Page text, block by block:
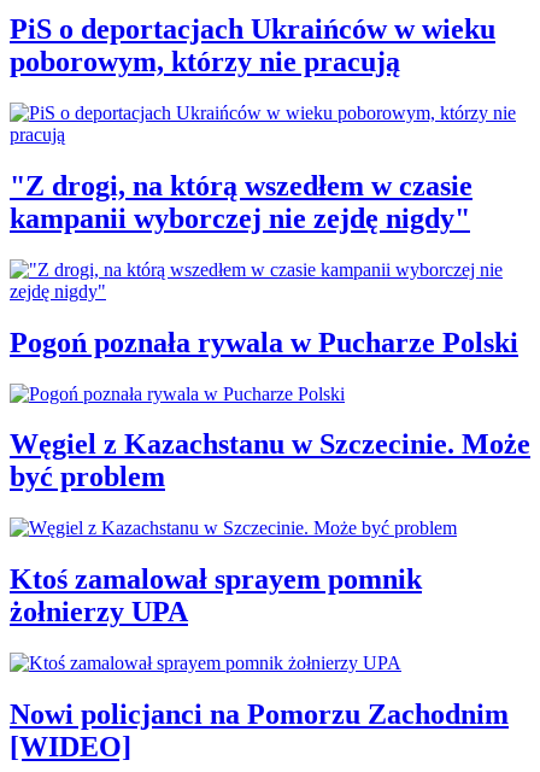
PiS o deportacjach Ukraińców w wieku
poborowym, którzy nie pracują
"Z drogi, na którą wszedłem w czasie
kampanii wyborczej nie zejdę nigdy"
Pogoń poznała rywala w Pucharze Polski
Węgiel z Kazachstanu w Szczecinie. Może
być problem
Ktoś zamalował sprayem pomnik
żołnierzy UPA
Nowi policjanci na Pomorzu Zachodnim
[WIDEO]